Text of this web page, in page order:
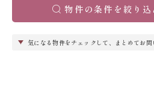
物件の条件を絞り
気になる物件をチェックして、まとめてお問